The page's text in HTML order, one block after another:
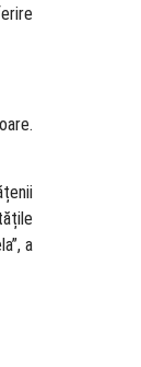
a